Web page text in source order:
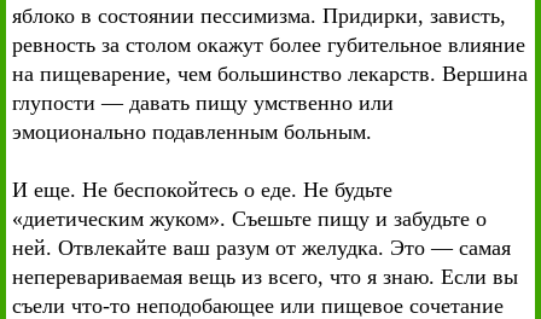
яблоко в состоянии пессимизма. Придирки, зависть,
ревность за столом окажут более губительное влияние
на пищеварение, чем большинство лекарств. Вершина
глупости — давать пищу умственно или
эмоционально подавленным больным.
И еще. Не беспокойтесь о еде. Не будьте
«диетическим жуком». Съешьте пищу и забудьте о
ней. Отвлекайте ваш разум от желудка. Это — самая
неперевариваемая вещь из всего, что я знаю. Если вы
съели что-то неподобающее или пищевое сочетание